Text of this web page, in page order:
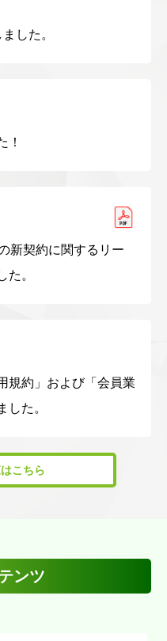
した。
！
新契約に関するリー
た。
規約」および「会員業
した。
こちら
ンツ